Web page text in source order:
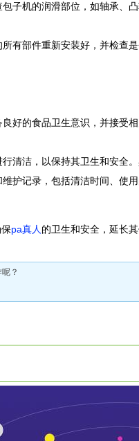
包子机的润滑部位，如轴承、
所有部件重新安装好，并检查
良好的食品卫生意识，并接受
行清洁，以保持其卫生和安全
维护记录，包括清洁时间、使
pa真人 的卫生和安全，延长
？